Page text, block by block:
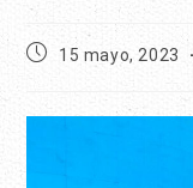
15 mayo, 2023